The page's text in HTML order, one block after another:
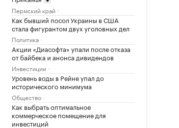
Пермский край
Как бывший посол Украины в США
стала фигурантом двух уголовных дел
Политика
Акции «Диасофта» упали после отказа
от байбека и анонса дивидендов
Инвестиции
Уровень воды в Рейне упал до
исторического минимума
Общество
Как выбрать оптимальное
коммерческое помещение для
инвестиций